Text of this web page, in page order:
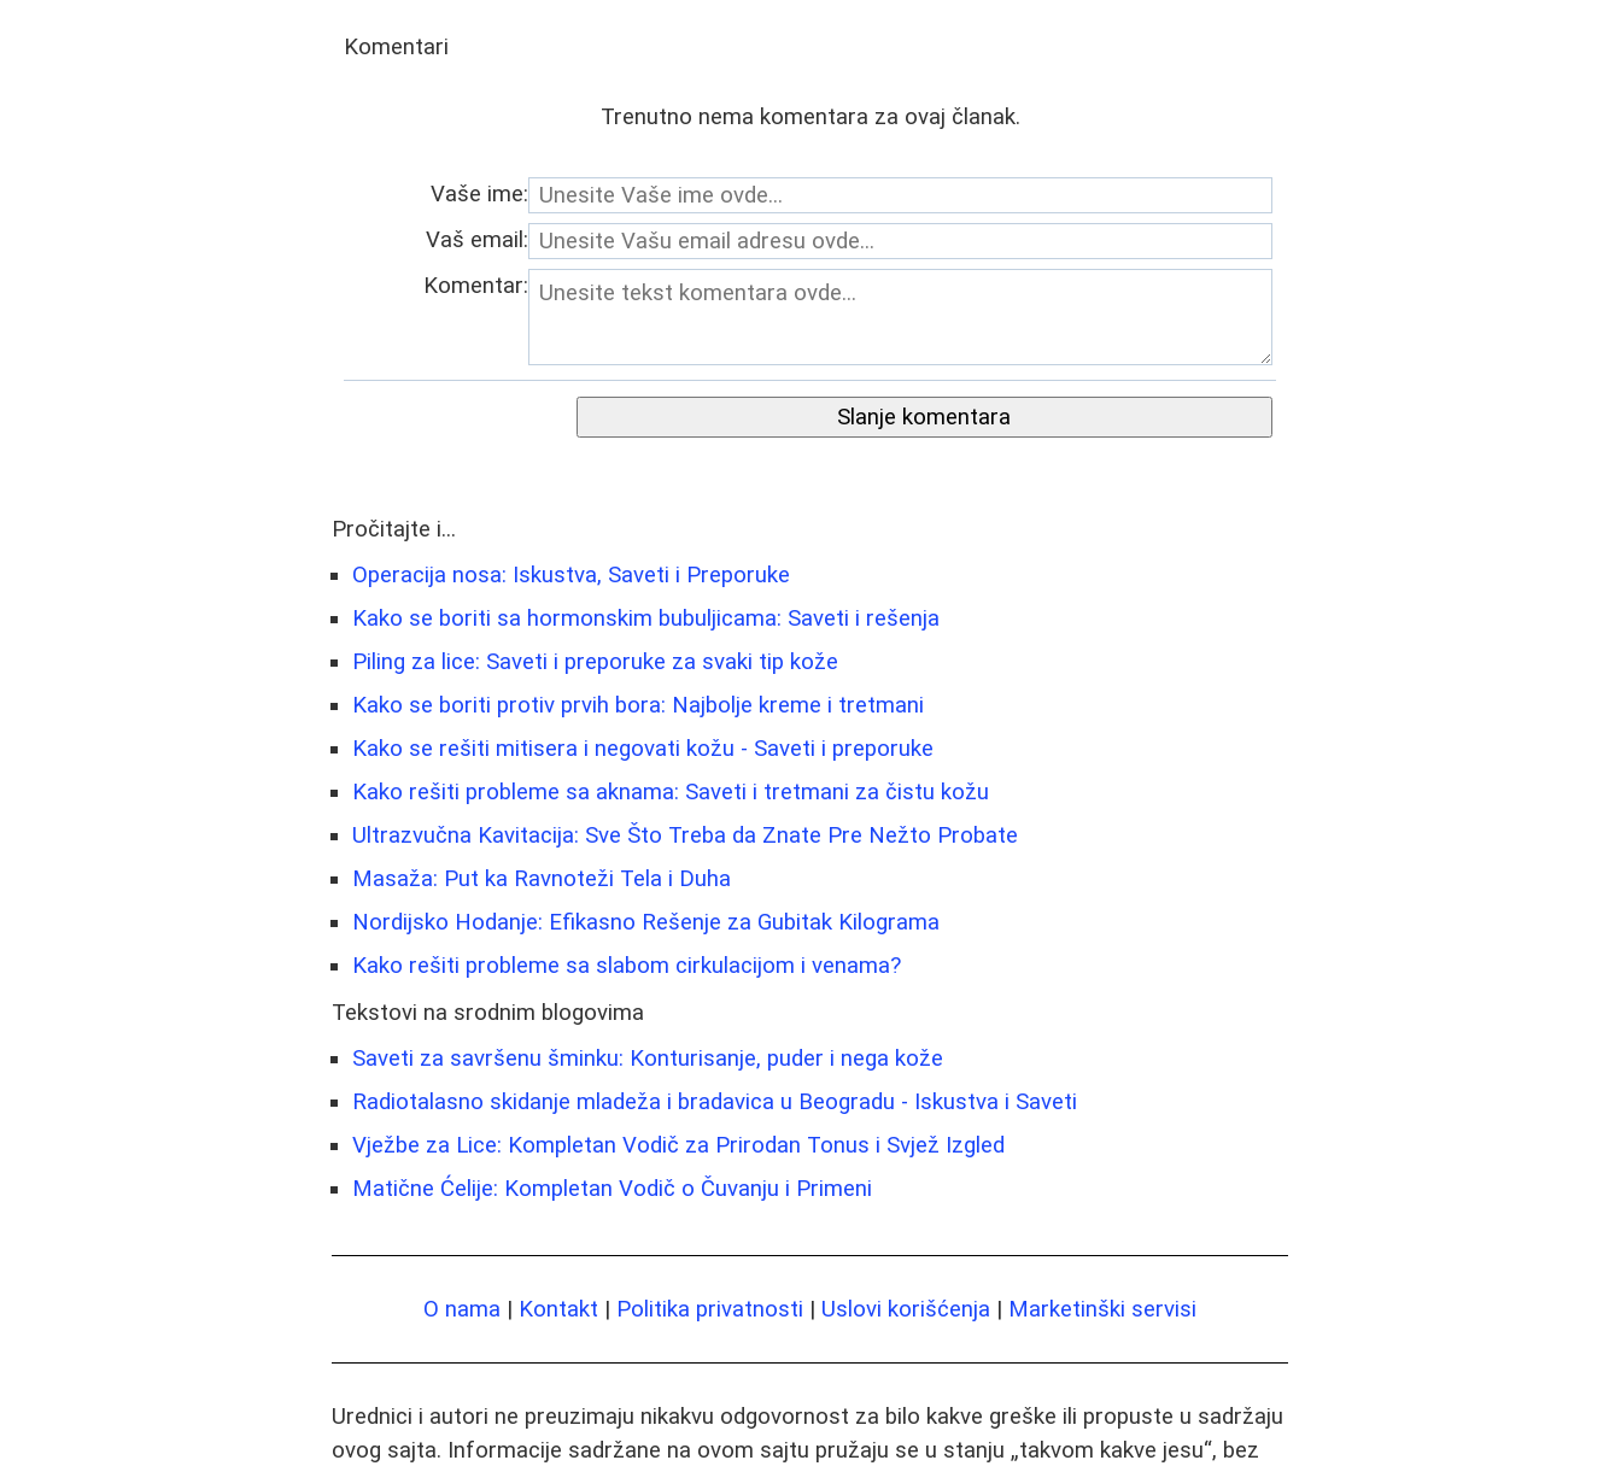
Komentari
Trenutno nema komentara za ovaj članak.
Vaše ime:
Vaš email:
Komentar:
Slanje komentara
Pročitajte i...
Operacija nosa: Iskustva, Saveti i Preporuke
Kako se boriti sa hormonskim bubuljicama: Saveti i rešenja
Piling za lice: Saveti i preporuke za svaki tip kože
Kako se boriti protiv prvih bora: Najbolje kreme i tretmani
Kako se rešiti mitisera i negovati kožu - Saveti i preporuke
Kako rešiti probleme sa aknama: Saveti i tretmani za čistu kožu
Ultrazvučna Kavitacija: Sve Što Treba da Znate Pre Nežto Probate
Masaža: Put ka Ravnoteži Tela i Duha
Nordijsko Hodanje: Efikasno Rešenje za Gubitak Kilograma
Kako rešiti probleme sa slabom cirkulacijom i venama?
Tekstovi na srodnim blogovima
Saveti za savršenu šminku: Konturisanje, puder i nega kože
Radiotalasno skidanje mladeža i bradavica u Beogradu - Iskustva i Saveti
Vježbe za Lice: Kompletan Vodič za Prirodan Tonus i Svjež Izgled
Matične Ćelije: Kompletan Vodič o Čuvanju i Primeni
O nama | Kontakt | Politika privatnosti | Uslovi korišćenja | Marketinški servisi
Urednici i autori ne preuzimaju nikakvu odgovornost za bilo kakve greške ili propuste u sadržaju
ovog sajta. Informacije sadržane na ovom sajtu pružaju se u stanju „takvom kakve jesu“, bez